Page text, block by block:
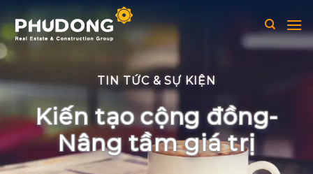
to
content
TIN TỨC & SỰ KIỆN
Kiến tạo cộng đồng-
Nâng tầm giá trị